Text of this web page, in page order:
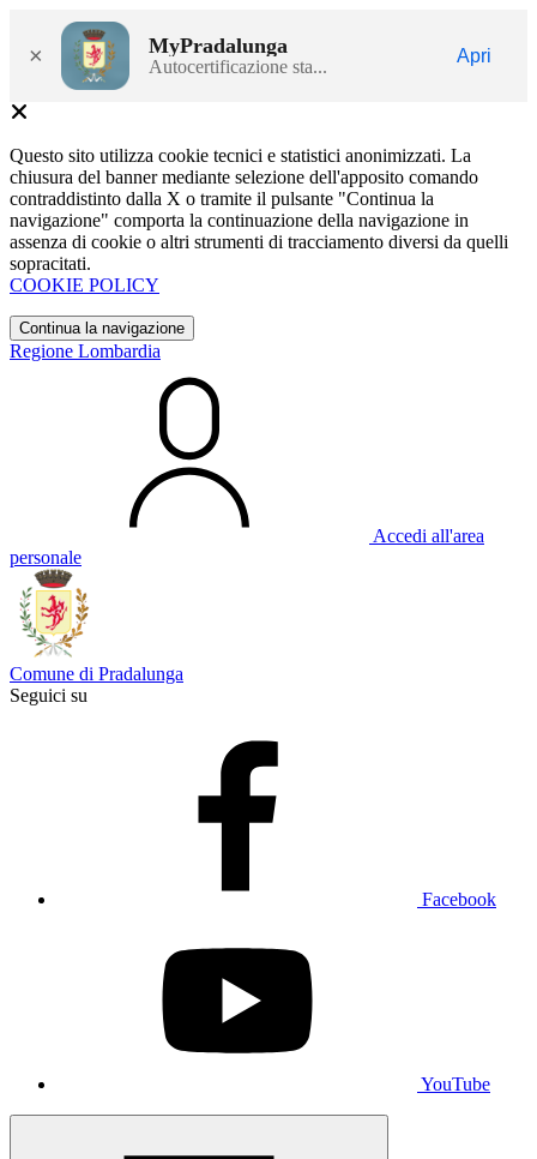
× MyPradalunga
Autocertificazione sta...
Apri
Questo sito utilizza cookie tecnici e statistici anonimizzati. La
chiusura del banner mediante selezione dell'apposito comando
contraddistinto dalla X o tramite il pulsante "Continua la
navigazione" comporta la continuazione della navigazione in
assenza di cookie o altri strumenti di tracciamento diversi da quelli
sopracitati.
COOKIE POLICY
Continua la navigazione
Regione Lombardia
Accedi all'area
personale
Comune di Pradalunga
Seguici su
Facebook
YouTube